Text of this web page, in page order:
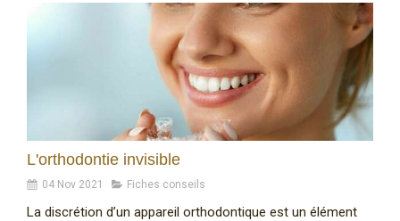
L'orthodontie invisible
04 Nov 2021 Fiches conseils
La discrétion d’un appareil orthodontique est un élément